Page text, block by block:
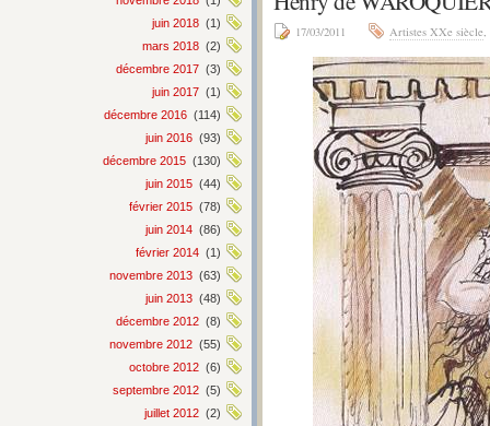
juin 2018 (1)
mars 2018 (2)
décembre 2017 (3)
juin 2017 (1)
décembre 2016 (114)
juin 2016 (93)
décembre 2015 (130)
juin 2015 (44)
février 2015 (78)
juin 2014 (86)
février 2014 (1)
novembre 2013 (63)
juin 2013 (48)
décembre 2012 (8)
novembre 2012 (55)
octobre 2012 (6)
septembre 2012 (5)
juillet 2012 (2)
17/03/2011 Artistes XXe siècle,